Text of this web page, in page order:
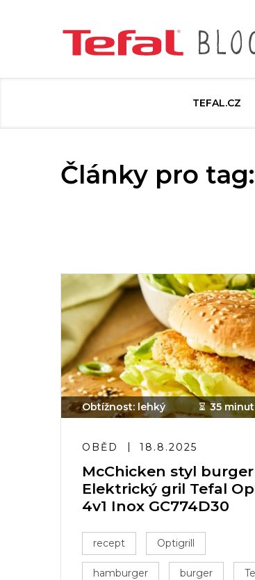
TEFAL.CZ
Články pro
Obtížnost: lehký 35 minut
OBĚD 18.8.2025
McChicken styl
Elektrický gril Tefal
4v1 Inox GC774D30
recept Optigrill
hamburger burger